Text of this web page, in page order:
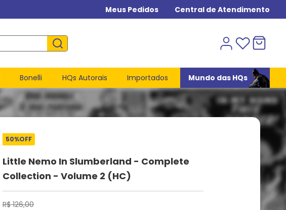
Meus Pedidos Central de Atendimento
Bonelli HQs Autorais Importados Mundo das HQs
50%OFF
Little Nemo In Slumberland - Complete
Collection - Volume 2 (HC)
R$ 126,00